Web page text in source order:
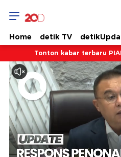
Home detik TV
Tonton kabar terbaru